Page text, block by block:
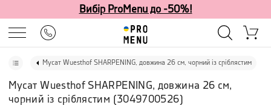
Вибір ProMenu до -50%!
Мусат Wuesthof SHARPENING, довжина 26 см, чорний із сріблястим
Мусат Wuesthof SHARPENING, довжина 26 см,
чорний із сріблястим (3049700526)